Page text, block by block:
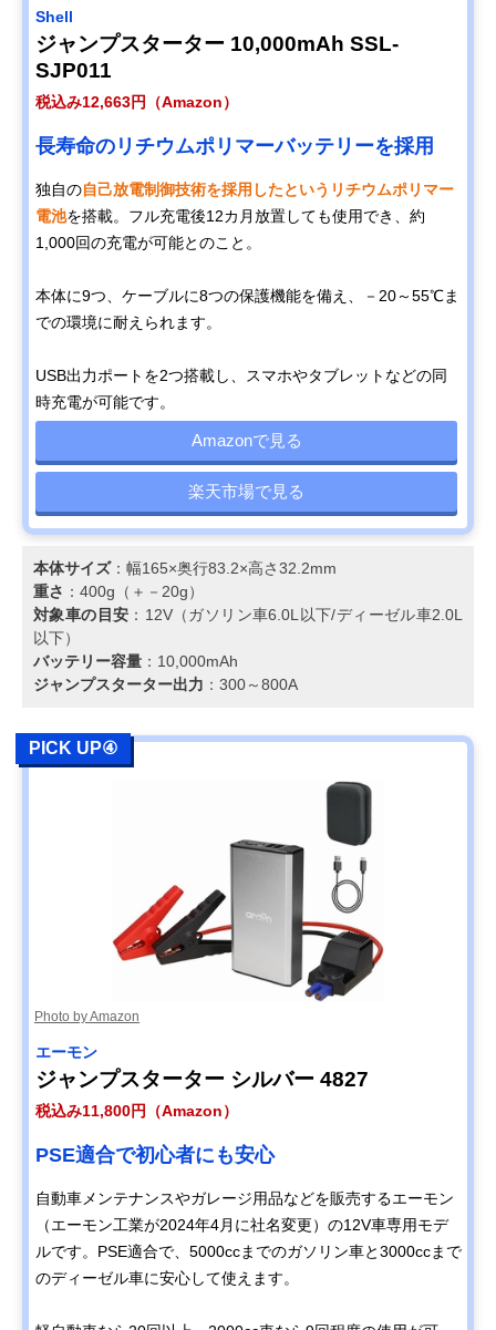
Shell
ジャンプスターター 10,000mAh SSL-
SJP011
税込み12,663円（Amazon）
長寿命のリチウムポリマーバッテリーを採用
独自の自己放電制御技術を採用したというリチウムポリマー
電池を搭載。フル充電後12カ月放置しても使用でき、約
1,000回の充電が可能とのこと。
本体に9つ、ケーブルに8つの保護機能を備え、－20～55℃ま
での環境に耐えられます。
USB出力ポートを2つ搭載し、スマホやタブレットなどの同
時充電が可能です。
Amazonで見る
楽天市場で見る
本体サイズ：幅165×奥行83.2×高さ32.2mm
重さ ：400g（＋－20g）
対象車の目安 ：12V（ガソリン車6.0L以下/ディーゼル車2.0L
以下）
バッテリー容量 ：10,000mAh
ジャンプスターター出力 ：300～800A
PICK UP④
Photo by Amazon
エーモン
ジャンプスターター シルバー 4827
税込み11,800円（Amazon）
PSE適合で初心者にも安心
自動車メンテナンスやガレージ用品などを販売するエーモン
（エーモン工業が2024年4月に社名変更）の12V車専用モデ
ルです。PSE適合で、5000ccまでのガソリン車と3000ccまで
のディーゼル車に安心して使えます。